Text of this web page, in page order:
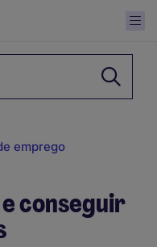
emprego
conseguir